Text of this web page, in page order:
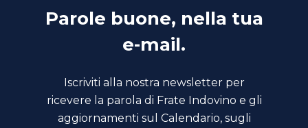
Parole buone, nella tua
e-mail.
Iscriviti alla nostra newsletter per
ricevere la parola di Frate Indovino e gli
aggiornamenti sul Calendario, sugli